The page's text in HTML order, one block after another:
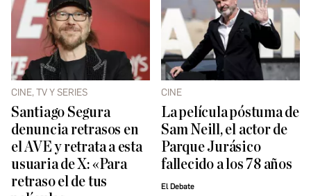
CINE, TV Y SERIES
Santiago Segura
denuncia retrasos en
el AVE y retrata a esta
usuaria de X: «Para
retraso el de tus
CINE
La película póstuma de
Sam Neill, el actor de
Parque Jurásico
fallecido a los 78 años
El Debate